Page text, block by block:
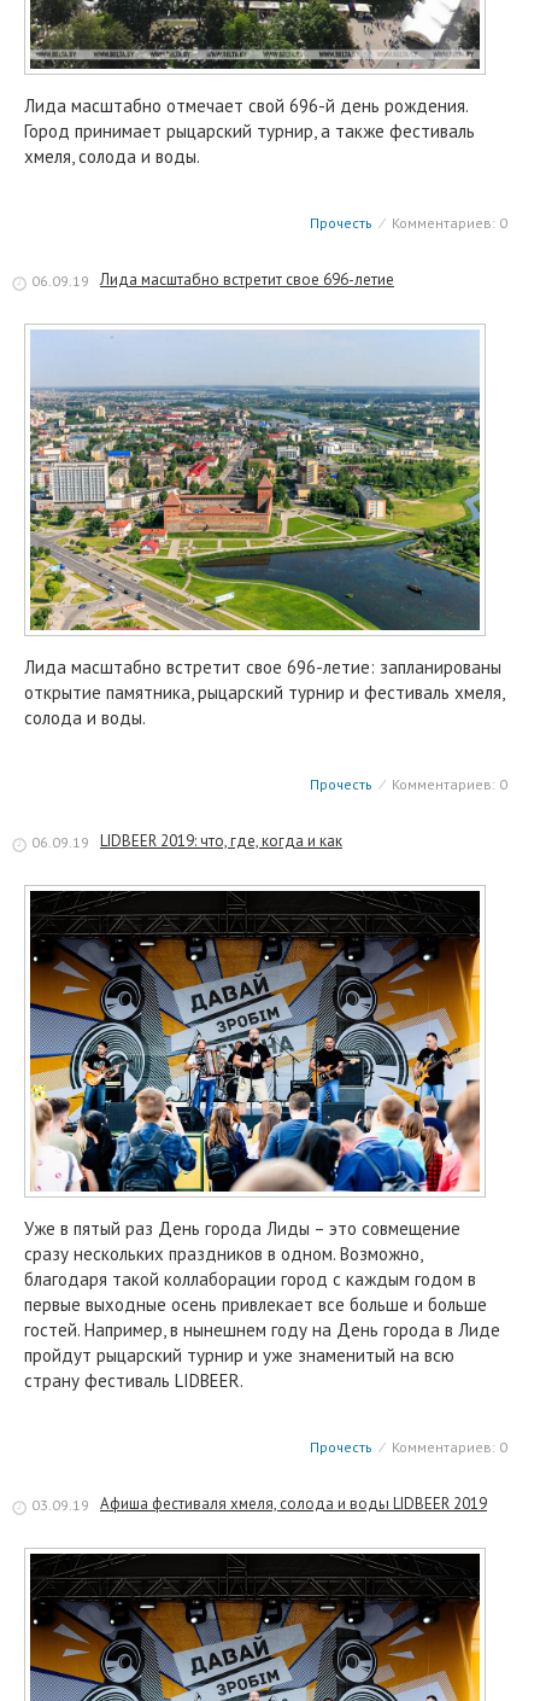
Лида масштабно отмечает свой 696-й день рождения.
Город принимает рыцарский турнир, а также фестиваль
хмеля, солода и воды.
Прочесть ⁄ Комментариев: 0
06.09.19 Лида масштабно встретит свое 696-летие
Лида масштабно встретит свое 696-летие: запланированы
открытие памятника, рыцарский турнир и фестиваль хмеля,
солода и воды.
Прочесть ⁄ Комментариев: 0
06.09.19 LIDBEER 2019: что, где, когда и как
Уже в пятый раз День города Лиды – это совмещение
сразу нескольких праздников в одном. Возможно,
благодаря такой коллаборации город с каждым годом в
первые выходные осень привлекает все больше и больше
гостей. Например, в нынешнем году на День города в Лиде
пройдут рыцарский турнир и уже знаменитый на всю
страну фестиваль LIDBEER.
Прочесть ⁄ Комментариев: 0
03.09.19 Афиша фестиваля хмеля, солода и воды LIDBEER 2019